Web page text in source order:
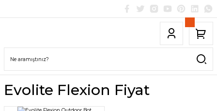
Evolite Flexion Fiyat